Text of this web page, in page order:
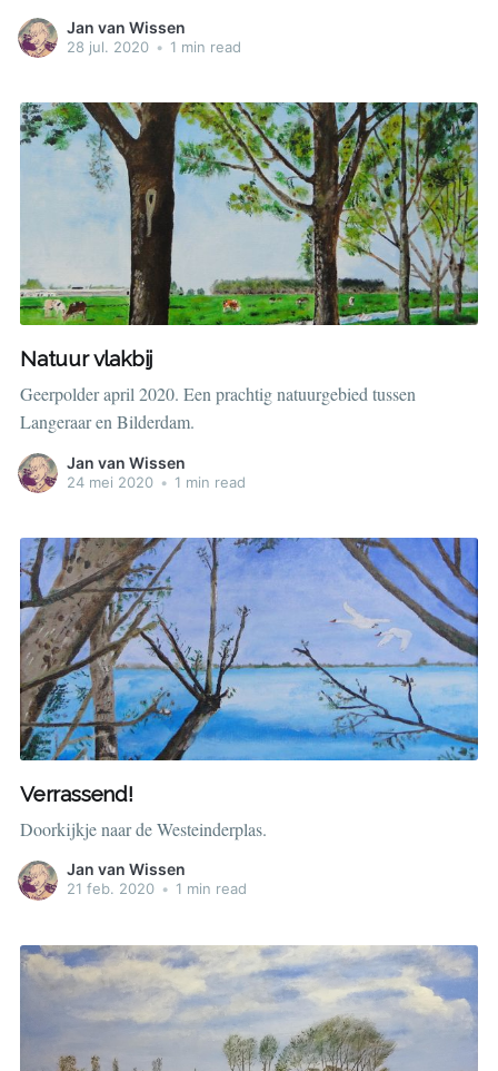
Jan van Wissen
28 jul. 2020 • 1 min read
Natuur vlakbij
Geerpolder april 2020. Een prachtig natuurgebied tussen
Langeraar en Bilderdam.
Jan van Wissen
24 mei 2020 • 1 min read
Verrassend!
Doorkijkje naar de Westeinderplas.
Jan van Wissen
21 feb. 2020 • 1 min read